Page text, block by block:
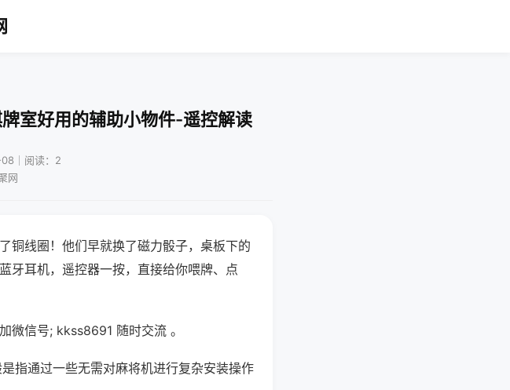
室好用的辅助小物件-遥控解读
｜阅读：2
网
铜线圈！他们早就换了磁力骰子，桌板下的
牙耳机，遥控器一按，直接给你喂牌、点
微信号; kkss8691 随时交流 。
指通过一些无需对麻将机进行复杂安装操作